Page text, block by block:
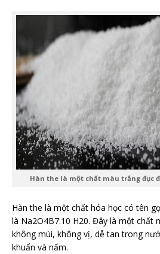
Hàn the là một chất màu trắng đục
Hàn the là một chất hóa học có tên
là Na2O4B7.10 H20. Đây là một chất
không mùi, không vị, dễ tan trong
khuẩn và nấm.